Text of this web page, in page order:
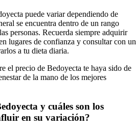
puede variar dependiendo de
se encuentra dentro de un rango
personas. Recuerda siempre adquirir
lugares de confianza y consultar con un
a tu dieta diaria.
el precio de Bedoyecta te haya sido de
de la mano de los mejores
y cuáles son los
en su variación?